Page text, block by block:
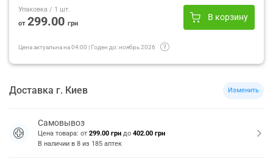
Упаковка / 1 шт.
от 299.00 грн
В корзину
Цена актуальна на04:00 | Годен до:ноябрь 2026
Доставка г. Киев Изменить
Самовывоз
Цена товара: от 299.00 грн до 402.00 грн
В наличии в 8 из 185 аптек